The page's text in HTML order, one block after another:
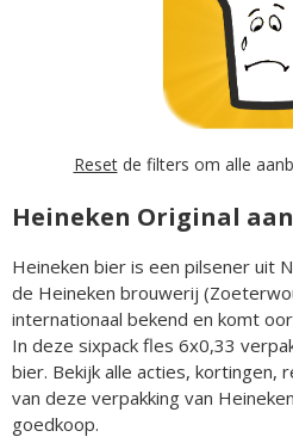
Resetde filters om alle
Heineken Original
Heineken bier is een pilsener uit
de Heineken brouwerij
internationaal bekend en komt
In deze sixpack fles 6x0,33
bier. Bekijk alle acties, kortingen,
van deze verpakking van
goedkoop.